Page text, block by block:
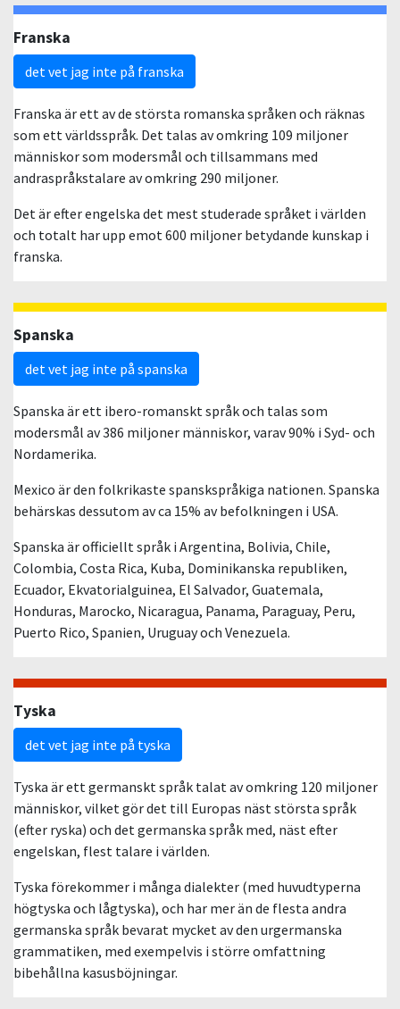
Franska
det vet jag inte på franska
Franska är ett av de största romanska språken och räknas
som ett världsspråk. Det talas av omkring 109 miljoner
människor som modersmål och tillsammans med
andraspråkstalare av omkring 290 miljoner.
Det är efter engelska det mest studerade språket i världen
och totalt har upp emot 600 miljoner betydande kunskap i
franska.
Spanska
det vet jag inte på spanska
Spanska är ett ibero-romanskt språk och talas som
modersmål av 386 miljoner människor, varav 90% i Syd- och
Nordamerika.
Mexico är den folkrikaste spanskspråkiga nationen. Spanska
behärskas dessutom av ca 15% av befolkningen i USA.
Spanska är officiellt språk i Argentina, Bolivia, Chile,
Colombia, Costa Rica, Kuba, Dominikanska republiken,
Ecuador, Ekvatorialguinea, El Salvador, Guatemala,
Honduras, Marocko, Nicaragua, Panama, Paraguay, Peru,
Puerto Rico, Spanien, Uruguay och Venezuela.
Tyska
det vet jag inte på tyska
Tyska är ett germanskt språk talat av omkring 120 miljoner
människor, vilket gör det till Europas näst största språk
(efter ryska) och det germanska språk med, näst efter
engelskan, flest talare i världen.
Tyska förekommer i många dialekter (med huvudtyperna
högtyska och lågtyska), och har mer än de flesta andra
germanska språk bevarat mycket av den urgermanska
grammatiken, med exempelvis i större omfattning
bibehållna kasusböjningar.